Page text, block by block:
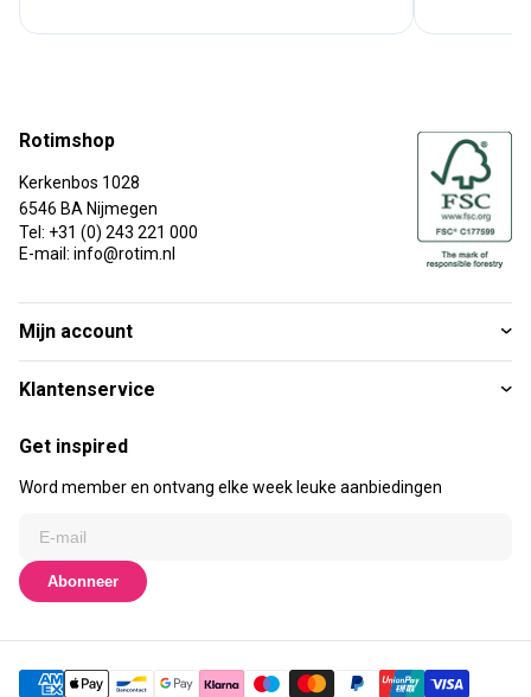
Rotimshop
Kerkenbos 1028
6546 BA Nijmegen
Tel: +31 (0) 243 221 000
E-mail: info@rotim.nl
Mijn account
Klantenservice
Get inspired
Word member en ontvang elke week leuke aanbiedingen
Abonneer